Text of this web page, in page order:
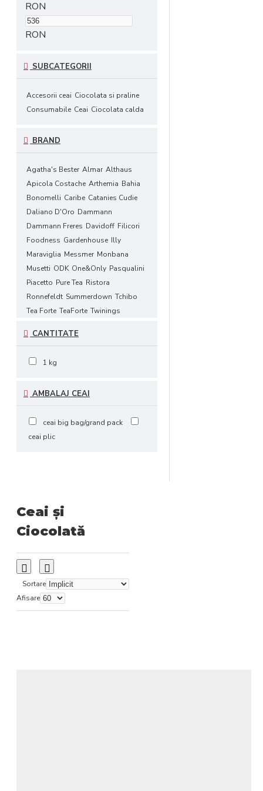
RON
RON
SUBCATEGORII
Accesorii ceai Ciocolata si praline
Consumabile Ceai Ciocolata calda
BRAND
Agatha's Bester Almar Althaus
Apicola Costache Arthemia Bahia
Bonomelli Caribe Catanies Cudie
Daliano D'Oro Dammann
Dammann Freres Davidoff Filicori
Foodness Gardenhouse Illy
Maraviglia Messmer Monbana
Musetti ODK One&Only Pasqualini
Piacetto Pure Tea Ristora
Ronnefeldt Summerdown Tchibo
Tea Forte TeaForte Twinings
CANTITATE
1 kg
AMBALAJ CEAI
ceai big bag/grand pack
ceai plic
Ceai şi
Ciocolată
Sortare
Afisare